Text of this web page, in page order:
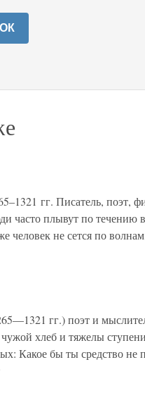
гг. Писатель, поэт,
часто плывут по
человек не сется по
гг.) поэт и
чужой хлеб и тяжелы
Какое бы ты средство не